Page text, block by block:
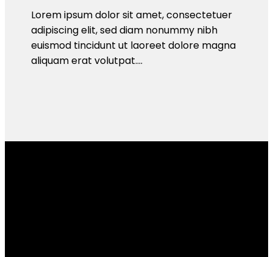
Lorem ipsum dolor sit amet, consectetuer
adipiscing elit, sed diam nonummy nibh
euismod tincidunt ut laoreet dolore magna
aliquam erat volutpat….